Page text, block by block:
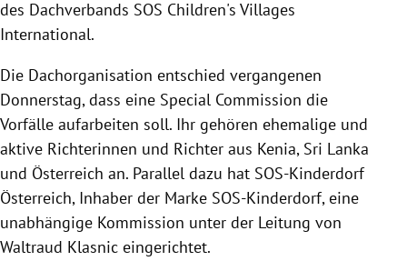
des Dachverbands SOS Children's Villages
International.
Die Dachorganisation entschied vergangenen
Donnerstag, dass eine Special Commission die
Vorfälle aufarbeiten soll. Ihr gehören ehemalige und
aktive Richterinnen und Richter aus Kenia, Sri Lanka
und Österreich an. Parallel dazu hat SOS-Kinderdorf
Österreich, Inhaber der Marke SOS-Kinderdorf, eine
unabhängige Kommission unter der Leitung von
Waltraud Klasnic eingerichtet.